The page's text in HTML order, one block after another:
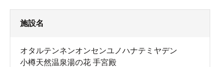
施設名
オタルテンネンオンセンユノハナテミヤデン
小樽天然温泉湯の花 手宮殿